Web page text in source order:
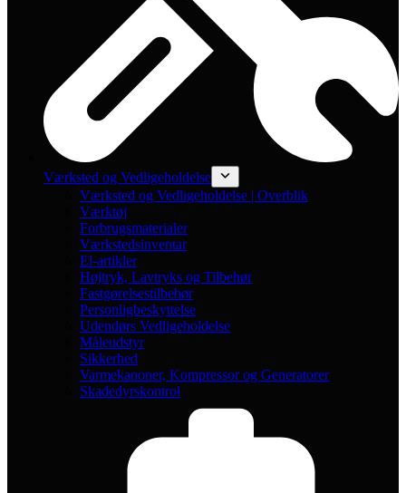
Værksted og Vedligeholdelse
Værksted og Vedligeholdelse | Overblik
Værktøj
Forbrugsmaterialer
Værkstedsinventar
El-artikler
Højtryk, Lavtryks og Tilbehør
Fastgørelsestilbehør
Personligbeskyttelse
Udendørs Vedligeholdelse
Måleudstyr
Sikkerhed
Varmekanoner, Kompressor og Generatorer
Skadedyrskontrol